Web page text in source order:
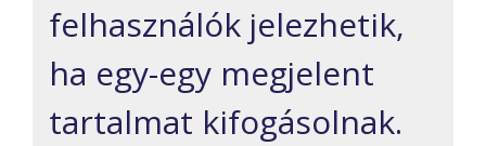
felhasználók jelezhetik,
ha egy-egy megjelent
tartalmat kifogásolnak.